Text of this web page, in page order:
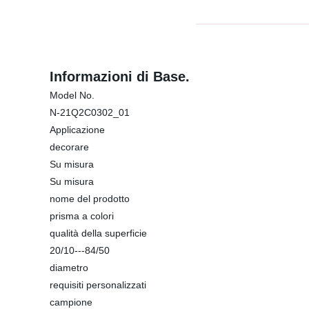
Informazioni di Base.
Model No.
N-21Q2C0302_01
Applicazione
decorare
Su misura
Su misura
nome del prodotto
prisma a colori
qualità della superficie
20/10---84/50
diametro
requisiti personalizzati
campione